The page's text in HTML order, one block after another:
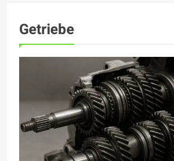
Getriebe